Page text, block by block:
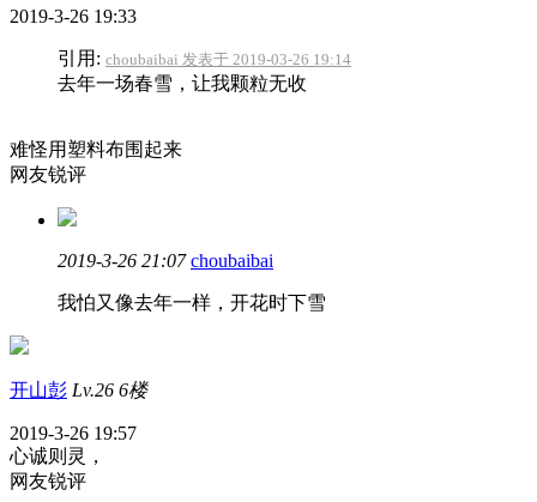
2019-3-26 19:33
引用: choubaibai 发表于 2019-03-26 19:14
去年一场春雪，让我颗粒无收
难怪用塑料布围起来
网友锐评
2019-3-26 21:07 choubaibai
我怕又像去年一样，开花时下雪
开山彭 Lv.26 6楼
2019-3-26 19:57
心诚则灵，
网友锐评